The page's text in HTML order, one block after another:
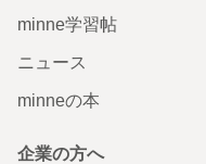
minne学習帖
ニュース
minneの本
企業の方へ